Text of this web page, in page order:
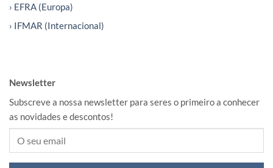
› EFRA (Europa)
› IFMAR (Internacional)
Newsletter
Subscreve a nossa newsletter para seres o primeiro a conhecer
as novidades e descontos!